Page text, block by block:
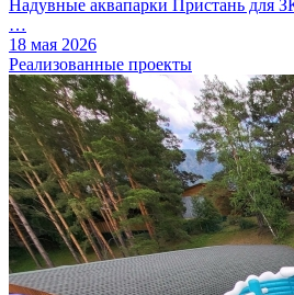
Надувные аквапарки Пристань для
…
18 мая 2026
Реализованные проекты